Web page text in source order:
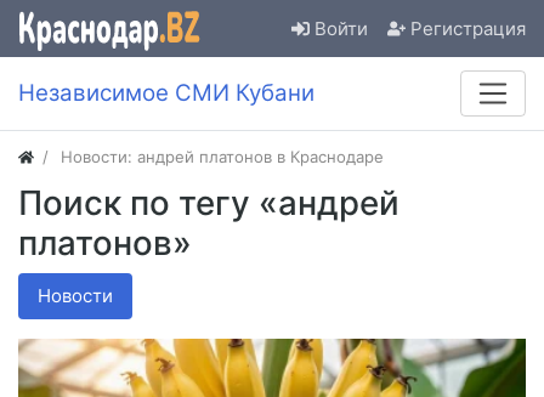
Войти Регистрация
Независимое СМИ Кубани
Новости: андрей платонов в Краснодаре
Поиск по тегу «андрей
платонов»
Новости